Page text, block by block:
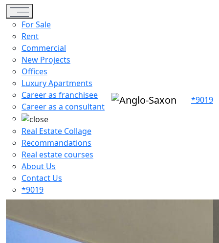
Toggle navigation
For Sale
Rent
Commercial
New Projects
Offices
Luxury Apartments
Career as franchisee
Career as a consultant
Real Estate Collage
Recommandations
Real estate courses
About Us
Contact Us
*9019
*9019